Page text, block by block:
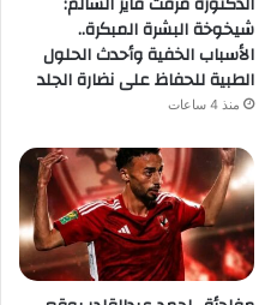
شيخوخة البشرة المبكرة..
الأسباب الخفية وأحدث الحلول
الطبية للحفاظ على نضارة الجلد
منذ 4 ساعات